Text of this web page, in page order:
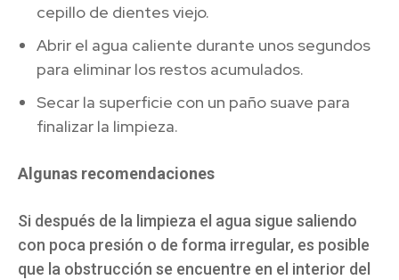
cepillo de dientes viejo.
Abrir el agua caliente durante unos segundos
para eliminar los restos acumulados.
Secar la superficie con un paño suave para
finalizar la limpieza.
Algunas recomendaciones
Si después de la limpieza el agua sigue saliendo
con poca presión o de forma irregular, es posible
que la obstrucción se encuentre en el interior del